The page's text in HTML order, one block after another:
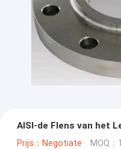
AISI-de Flens van het
Prijs：Negotiate MOQ：